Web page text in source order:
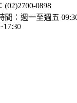
(02)2700-0898
間：週一至週五